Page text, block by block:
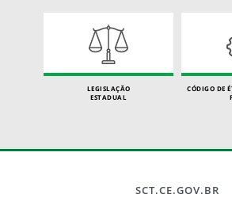
LEGISLAÇÃO
ESTADUAL
CÓDIGO DE
SCT.CE.GOV.BR